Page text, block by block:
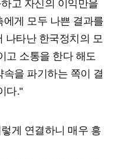
고 자신의 이익만을
게 모두 나쁜 결과를
나타난 한국정치의 모
고 소통을 한다 해도
을 파기하는 쪽이 결
다."
게 연결하니 매우 흥